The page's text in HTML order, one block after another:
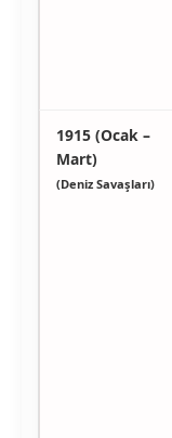
1915 (Ocak –
Mart)
(Deniz Savaşları)